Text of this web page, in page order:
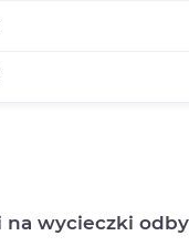
wycieczki